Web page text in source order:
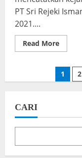
Anies
PT Sri Rejeki
2021....
Read MoreRead
more
DKI
Terseret
Rp
15
1 2
CARI